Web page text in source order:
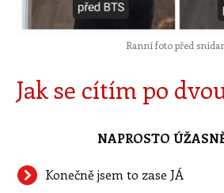
Ranní foto před
Jak se cítím po
NAPROSTO
Konečně jsem to zase JÁ